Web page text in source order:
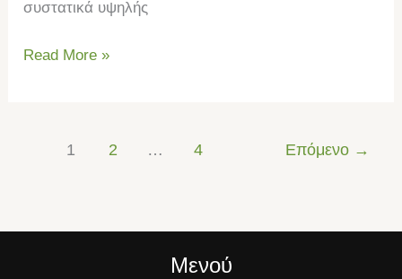
συστατικά υψηλής
Read More »
1 2 … 4 Επόμενο →
Μενού